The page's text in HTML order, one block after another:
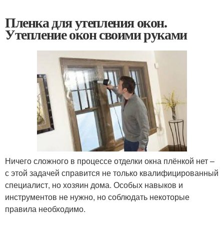
Пленка для утепления окон.
Утепление окон своими руками
Ничего сложного в процессе отделки окна плёнкой нет –
с этой задачей справится не только квалифицированный
специалист, но хозяин дома. Особых навыков и
инструментов не нужно, но соблюдать некоторые
правила необходимо.